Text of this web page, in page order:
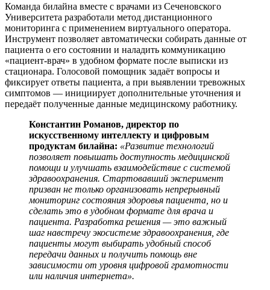
Команда билайна вместе с врачами из Сеченовского
Университета разработали метод дистанционного
мониторинга с применением виртуального оператора.
Инструмент позволяет автоматически собирать данные от
пациента о его состоянии и наладить коммуникацию
«пациент-врач» в удобном формате после выписки из
стационара. Голосовой помощник задаёт вопросы и
фиксирует ответы пациента, а при выявлении тревожных
симптомов — инициирует дополнительные уточнения и
передаёт полученные данные медицинскому работнику.
Константин Романов, директор по
искусственному интеллекту и цифровым
продуктам билайна: «Развитие технологий
позволяет повышать доступность медицинской
помощи и улучшать взаимодействие с системой
здравоохранения. Стартовавший эксперимент
призван не только организовать непрерывный
мониторинг состояния здоровья пациента, но и
сделать это в удобном формате для врача и
пациента. Разработка решения — это важный
шаг навстречу экосистеме здравоохранения, где
пациенты могут выбирать удобный способ
передачи данных и получить помощь вне
зависимости от уровня цифровой грамотности
или наличия интернета».